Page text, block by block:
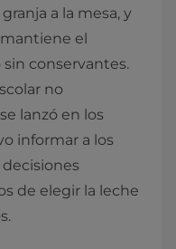
a la mesa, y
el
conservantes.
no
lanzó en los
informar a los
de elegir la leche